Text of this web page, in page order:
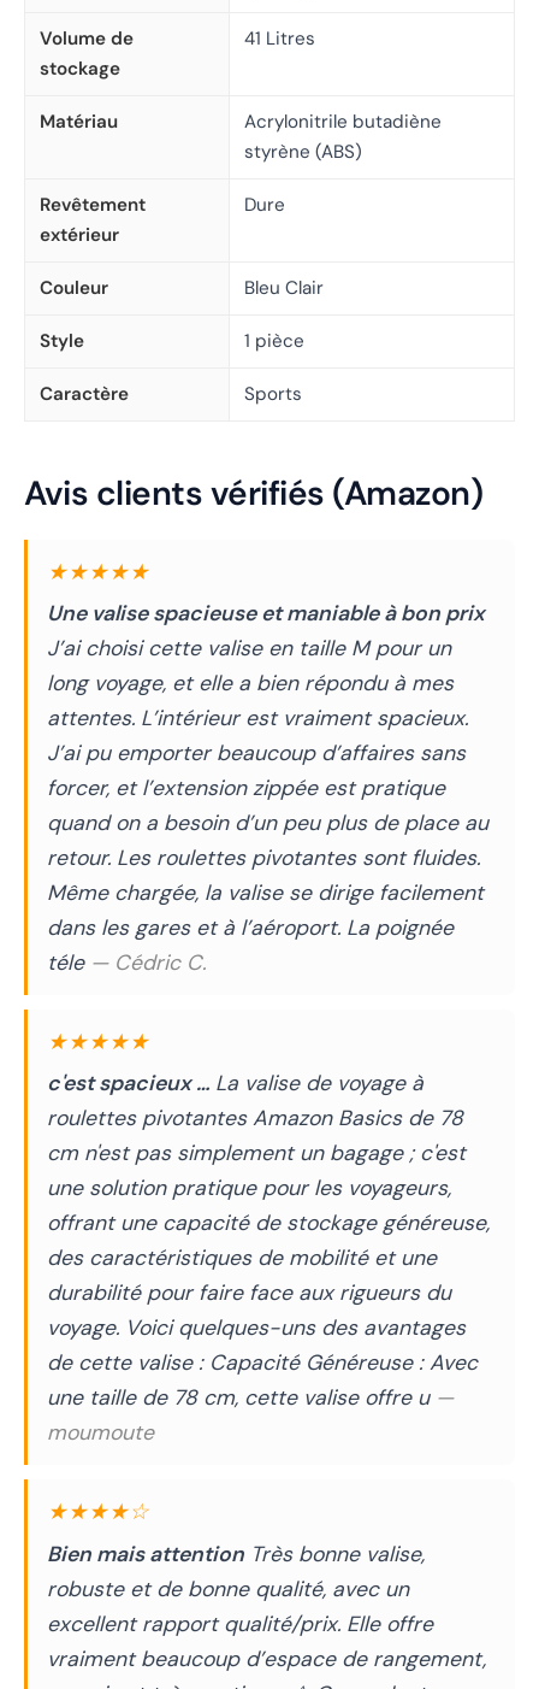
Volume de
stockage
41 Litres
Matériau
Acrylonitrile butadiène
styrène (ABS)
Revêtement
extérieur
Dure
Couleur Bleu Clair
Style 1 pièce
Caractère Sports
Avis clients vérifiés (Amazon)
★★★★★
Une valise spacieuse et maniable à bon prix
J’ai choisi cette valise en taille M pour un
long voyage, et elle a bien répondu à mes
attentes. L’intérieur est vraiment spacieux.
J’ai pu emporter beaucoup d’affaires sans
forcer, et l’extension zippée est pratique
quand on a besoin d’un peu plus de place au
retour. Les roulettes pivotantes sont fluides.
Même chargée, la valise se dirige facilement
dans les gares et à l’aéroport. La poignée
téle — Cédric C.
★★★★★
c'est spacieux … La valise de voyage à
roulettes pivotantes Amazon Basics de 78
cm n'est pas simplement un bagage ; c'est
une solution pratique pour les voyageurs,
offrant une capacité de stockage généreuse,
des caractéristiques de mobilité et une
durabilité pour faire face aux rigueurs du
voyage. Voici quelques-uns des avantages
de cette valise : Capacité Généreuse : Avec
une taille de 78 cm, cette valise offre u —
moumoute
★★★★☆
Bien mais attention Très bonne valise,
robuste et de bonne qualité, avec un
excellent rapport qualité/prix. Elle offre
vraiment beaucoup d’espace de rangement,